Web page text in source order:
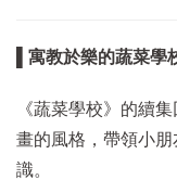
▌寓教於樂的蔬菜學
《蔬菜學校》的續
畫的風格，帶領小
識。